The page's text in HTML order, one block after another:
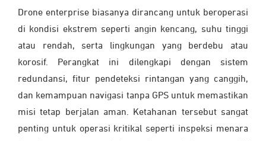
Drone enterprise biasanya dirancang untuk beroperasi
di kondisi ekstrem seperti angin kencang, suhu tinggi
atau rendah, serta lingkungan yang berdebu atau
korosif. Perangkat ini dilengkapi dengan sistem
redundansi, fitur pendeteksi rintangan yang canggih,
dan kemampuan navigasi tanpa GPS untuk memastikan
misi tetap berjalan aman. Ketahanan tersebut sangat
penting untuk operasi kritikal seperti inspeksi menara